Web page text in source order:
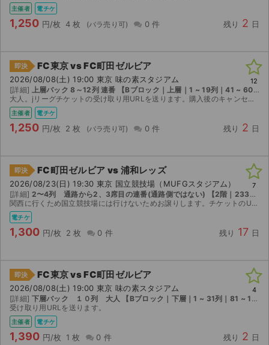
主催者 電チケ
1,250 円/枚 4 枚 0 件 残り 2 日
即決 FC東京 vs FC町田ゼルビア
2026/08/08(土) 19:00 東京 味の素スタジアム
[詳細] 上層バック 8～12列 連番 【Bブロック｜上層｜1 ~ 19列｜41 ~ 60番】
大人。jリーグチケットの受け取り用URLを送ります。購入後のキャンセル不可。
主催者 電チケ
1,250 円/枚 2 枚 0 件 残り 2 日
12
即決 FC町田ゼルビア vs 浦和レッズ
2026/08/23(日) 19:30 東京 国立競技場（MUFGスタジアム）
[詳細] 2〜4列 通路から2、3席目の連番(通路側ではない) 【2階｜233ブロック｜1 ~ 17列｜111 ~ 140番】
関西に行くため国立競技場には行けないためお譲りします。チケットのURLをお伝えいたします。
電チケ
1,300 円/枚 2 枚 0 件 残り 17 日
7
即決 FC東京 vs FC町田ゼルビア
2026/08/08(土) 19:00 東京 味の素スタジアム
[詳細] 下層バック １０列 大人 【Bブロック｜下層｜1 ~ 31列｜81 ~ 100番】
受け取り用URLを送ります。
主催者 電チケ
1,390 円/枚 1 枚 0 件 残り 2 日
4